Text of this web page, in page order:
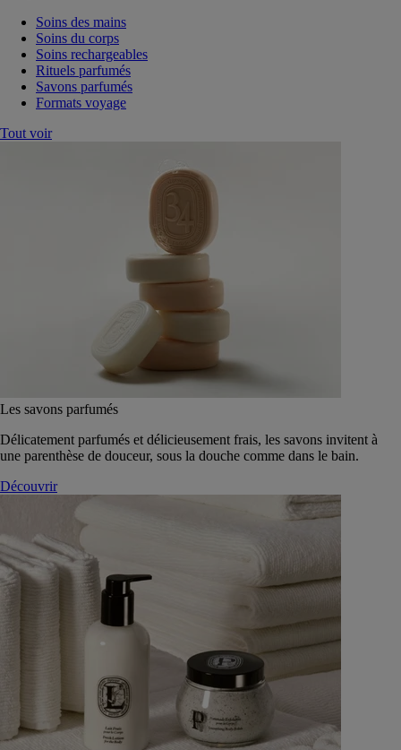
Soins des mains
Soins du corps
Soins rechargeables
Rituels parfumés
Savons parfumés
Formats voyage
Tout voir
Les savons parfumés
Délicatement parfumés et délicieusement frais, les savons invitent à
une parenthèse de douceur, sous la douche comme dans le bain.
Découvrir